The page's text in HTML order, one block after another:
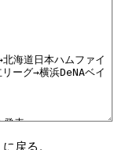
に戻る。